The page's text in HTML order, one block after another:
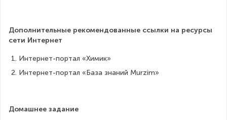
Дополнительные рекомендованные ссылки на ресурсы
сети Интернет
Интернет-портал «Химик»
Интернет-портал «База знаний Murzim»
Домашнее задание